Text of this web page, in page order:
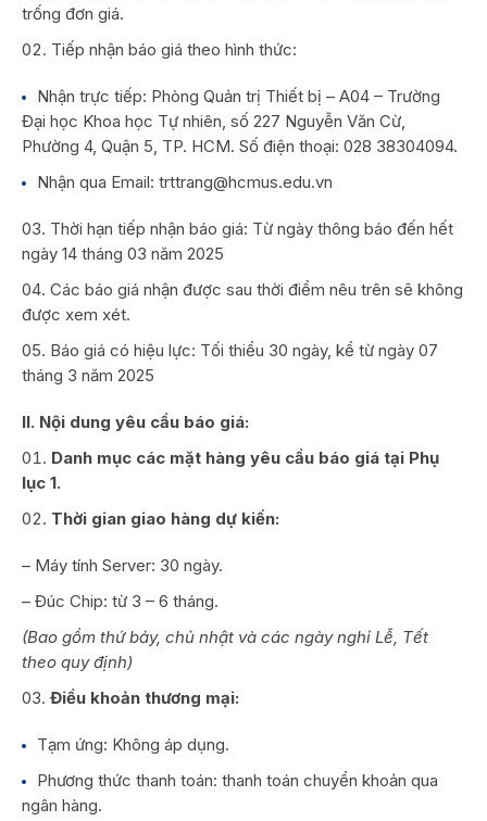
trống đơn giá.
Tiếp nhận báo giá theo hình thức:
Nhận trực tiếp: Phòng Quản trị Thiết bị – A04 – Trường
Đại học Khoa học Tự nhiên, số 227 Nguyễn Văn Cừ,
Phường 4, Quận 5, TP. HCM. Số điện thoại: 028 38304094.
Nhận qua Email: trttrang@hcmus.edu.vn
Thời hạn tiếp nhận báo giá: Từ ngày thông báo đến hết
ngày 14 tháng 03 năm 2025
Các báo giá nhận được sau thời điểm nêu trên sẽ không
được xem xét.
Báo giá có hiệu lực: Tối thiểu 30 ngày, kể từ ngày 07
tháng 3 năm 2025
II. Nội dung yêu cầu báo giá:
Danh mục các mặt hàng yêu cầu báo giá tại Phụ
lục 1.
Thời gian giao hàng dự kiến:
– Máy tính Server: 30 ngày.
– Đúc Chip: từ 3 – 6 tháng.
(Bao gồm thứ bảy, chủ nhật và các ngày nghỉ Lễ, Tết
theo quy định)
Điều khoản thương mại:
Tạm ứng: Không áp dụng.
Phương thức thanh toán: thanh toán chuyển khoản qua
ngân hàng.